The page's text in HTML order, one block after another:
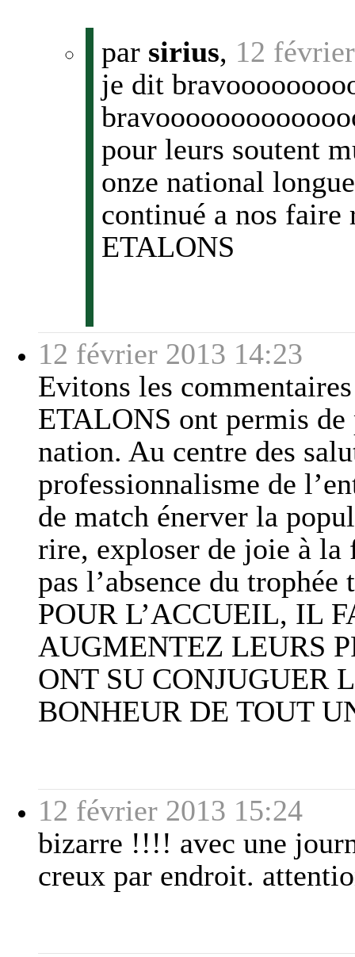
par sirius, 12
je dit
pour leurs soutent
onze national
continué a nos faire
ETALONS
12 février 2013 14:23
Evitons les
ETALONS ont permis
nation. Au centre des
professionnalisme de
de match énerver la
rire, exploser de joie à la
pas l’absence du
POUR L’ACCUEIL, IL
AUGMENTEZ LEURS
ONT SU CONJUGUER
BONHEUR DE TOUT
12 février 2013 15:24
bizarre !!!! avec une
creux par endroit.